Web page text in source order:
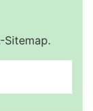
Sitemap.